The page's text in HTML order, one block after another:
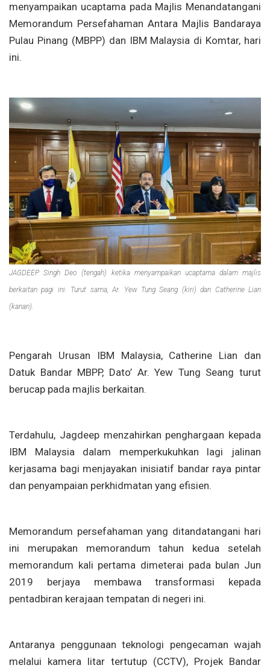
menyampaikan ucaptama pada Majlis Menandatangani
Memorandum Persefahaman Antara Majlis Bandaraya
Pulau Pinang (MBPP) dan IBM Malaysia di Komtar, hari
ini.
JAGDEEP Singh Deo (tengah) ketika menyampaikan ucaptama dalam majlis
berkaitan pagi ini. Turut sama, Ar. Yew Tung Seang (kiri) dan Catherine Lian
(kanan).
Pengarah Urusan IBM Malaysia, Catherine Lian dan
Datuk Bandar MBPP, Dato’ Ar. Yew Tung Seang turut
berucap pada majlis berkaitan.
Terdahulu, Jagdeep menzahirkan penghargaan kepada
IBM Malaysia dalam memperkukuhkan lagi jalinan
kerjasama bagi menjayakan inisiatif bandar raya pintar
dan penyampaian perkhidmatan yang efisien.
Memorandum persefahaman yang ditandatangani hari
ini merupakan memorandum tahun kedua setelah
memorandum kali pertama dimeterai pada bulan Jun
2019 berjaya membawa transformasi kepada
pentadbiran kerajaan tempatan di negeri ini.
Antaranya penggunaan teknologi pengecaman wajah
melalui kamera litar tertutup (CCTV), Projek Bandar